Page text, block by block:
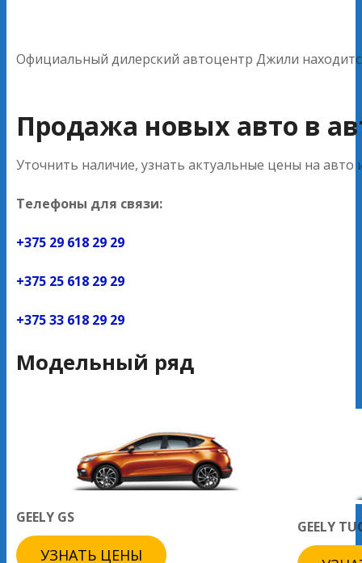
Официальный дилерский автоцентр Джили
Продажа новых авто в
Уточнить наличие, узнать актуальные цены на
Телефоны для связи:
+375 29 618 29 29
+375 25 618 29 29
+375 33 618 29 29
Модельный ряд
GEELY GS
УЗНАТЬ ЦЕНЫ
GEELY